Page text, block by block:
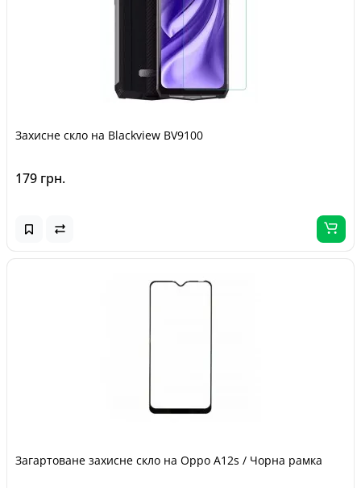
Захисне скло на Blackview BV9100
179 грн.
Загартоване захисне скло на Oppo A12s / Чорна рамка